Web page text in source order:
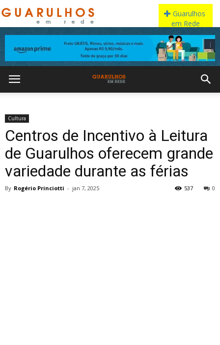
Cultura
Centros de Incentivo à Leitura
de Guarulhos oferecem grande
variedade durante as férias
By Rogério Princiotti - jan 7, 2025 0
537